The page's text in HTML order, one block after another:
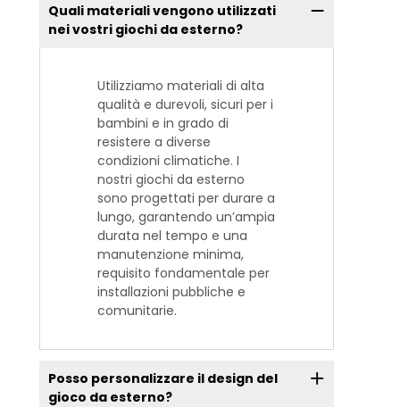
Quali materiali vengono utilizzati
nei vostri giochi da esterno?
Utilizziamo materiali di alta
qualità e durevoli, sicuri per i
bambini e in grado di
resistere a diverse
condizioni climatiche. I
nostri giochi da esterno
sono progettati per durare a
lungo, garantendo un’ampia
durata nel tempo e una
manutenzione minima,
requisito fondamentale per
installazioni pubbliche e
comunitarie.
Posso personalizzare il design del
gioco da esterno?